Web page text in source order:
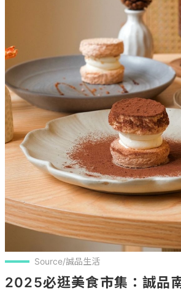
Source/誠品生活
2025必逛美食市集：誠品